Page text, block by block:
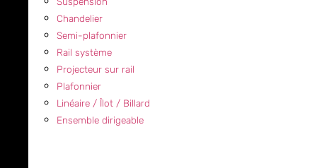
Chandelier
Semi-plafonnier
Rail système
Projecteur sur rail
Plafonnier
Linéaire / Îlot / Billard
Ensemble dirigeable